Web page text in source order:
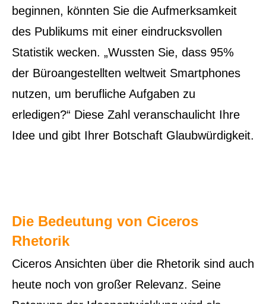
beginnen, könnten Sie die Aufmerksamkeit
des Publikums mit einer eindrucksvollen
Statistik wecken. „Wussten Sie, dass 95%
der Büroangestellten weltweit Smartphones
nutzen, um berufliche Aufgaben zu
erledigen?“ Diese Zahl veranschaulicht Ihre
Idee und gibt Ihrer Botschaft Glaubwürdigkeit.
Die Bedeutung von Ciceros
Rhetorik
Ciceros Ansichten über die Rhetorik sind auch
heute noch von großer Relevanz. Seine